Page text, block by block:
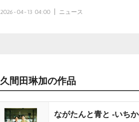
2026-04-13 04:00 ニュース
久間田琳加の作品
ながたんと青と -いち